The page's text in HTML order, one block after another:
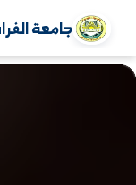
جامعة الفرات